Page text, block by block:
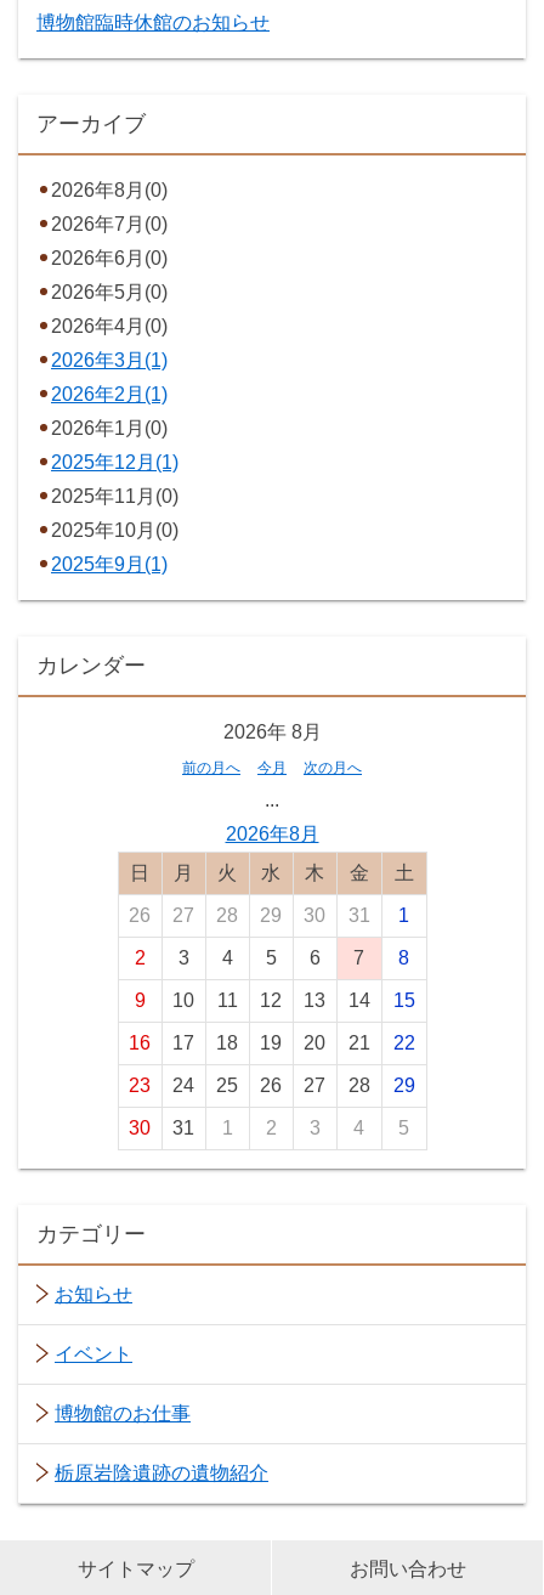
博物館臨時休館のお知らせ
アーカイブ
2026年8月(0)
2026年7月(0)
2026年6月(0)
2026年5月(0)
2026年4月(0)
2026年3月(1)
2026年2月(1)
2026年1月(0)
2025年12月(1)
2025年11月(0)
2025年10月(0)
2025年9月(1)
カレンダー
2026年 8月
前の月へ 今月 次の月へ
...
2026年8月
日曜日月曜日火曜日水曜日木曜日金曜日土曜日
26 27 28 29 30 31 1
2 3 4 5 6 7 8
9 10 11 12 13 14 15
16 17 18 19 20 21 22
23 24 25 26 27 28 29
30 31 1 2 3 4 5
カテゴリー
お知らせ
イベント
博物館のお仕事
栃原岩陰遺跡の遺物紹介
サイトマップ お問い合わせ